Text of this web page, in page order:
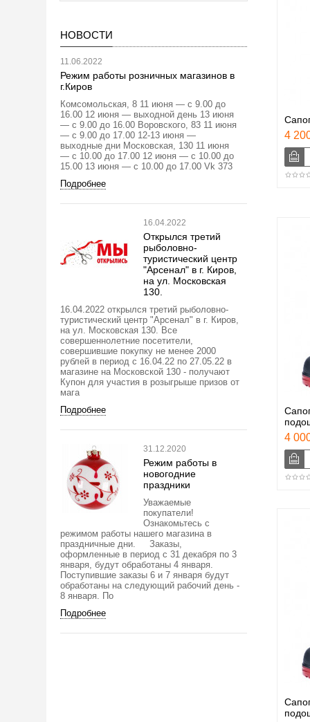
НОВОСТИ
11.06.2022
Режим работы розничных магазинов в
г.Киров
Комсомольская, 8 11 июня — с 9.00 до
16.00 12 июня — выходной день 13 июня
— с 9.00 до 16.00 Воровского, 83 11 июня
— с 9.00 до 17.00 12-13 июня —
выходные дни Московская, 130 11 июня
— с 10.00 до 17.00 12 июня — с 10.00 до
15.00 13 июня — с 10.00 до 17.00 Vk 373
Подробнее
16.04.2022
Открылся третий
рыболовно-
туристический центр
"Арсенал" в г. Киров,
на ул. Московская
130.
16.04.2022 открылся третий рыболовно-
туристический центр "Арсенал" в г. Киров,
на ул. Московская 130. Все
совершеннолетние посетители,
совершившие покупку не менее 2000
рублей в период с 16.04.22 по 27.05.22 в
магазине на Московской 130 - получают
Купон для участия в розыгрыше призов от
мага
Подробнее
31.12.2020
Режим работы в
новогодние
праздники
Уважаемые
покупатели!
Ознакомьтесь с
режимом работы нашего магазина в
праздничные дни. Заказы,
оформленные в период с 31 декабря по 3
января, будут обработаны 4 января.
Поступившие заказы 6 и 7 января будут
обработаны на следующий рабочий день -
8 января. По
Подробнее
4
4